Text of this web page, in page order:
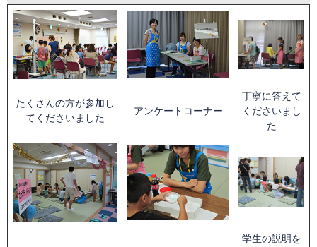
たくさんの方が参加し
てくださいました
アンケートコーナー
丁寧に答えて
くださいまし
た
学生の説明を